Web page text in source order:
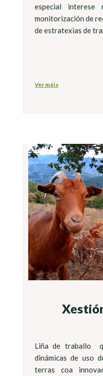
especial
monitorización de
de estratexias de
Ver máis
Liña de traballo
dinámicas de uso
terras coa